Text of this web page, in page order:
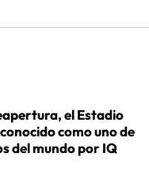
el Estadio
como uno de
del mundo por IQ